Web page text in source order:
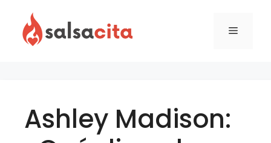
content
Menu
Ashley Madison: